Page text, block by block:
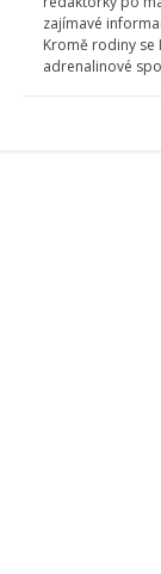
zajímavé
Kromě rodiny se
adrenalinové